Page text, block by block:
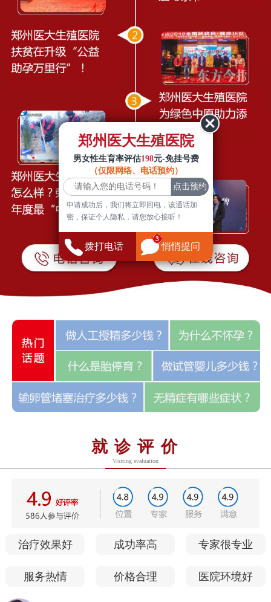
就诊评价
Visiting evaluation
治疗效果好 成功率高 专家很专业
服务热情 价格合理 医院环境好
郑州医大生殖医院
男女性生育率评估198元-免挂号费
（仅限网络、电话预约）
申请成功后，我们将立即回电，该通话加
密，保证个人隐私，请您放心接听！
拨打电话 悄悄提问